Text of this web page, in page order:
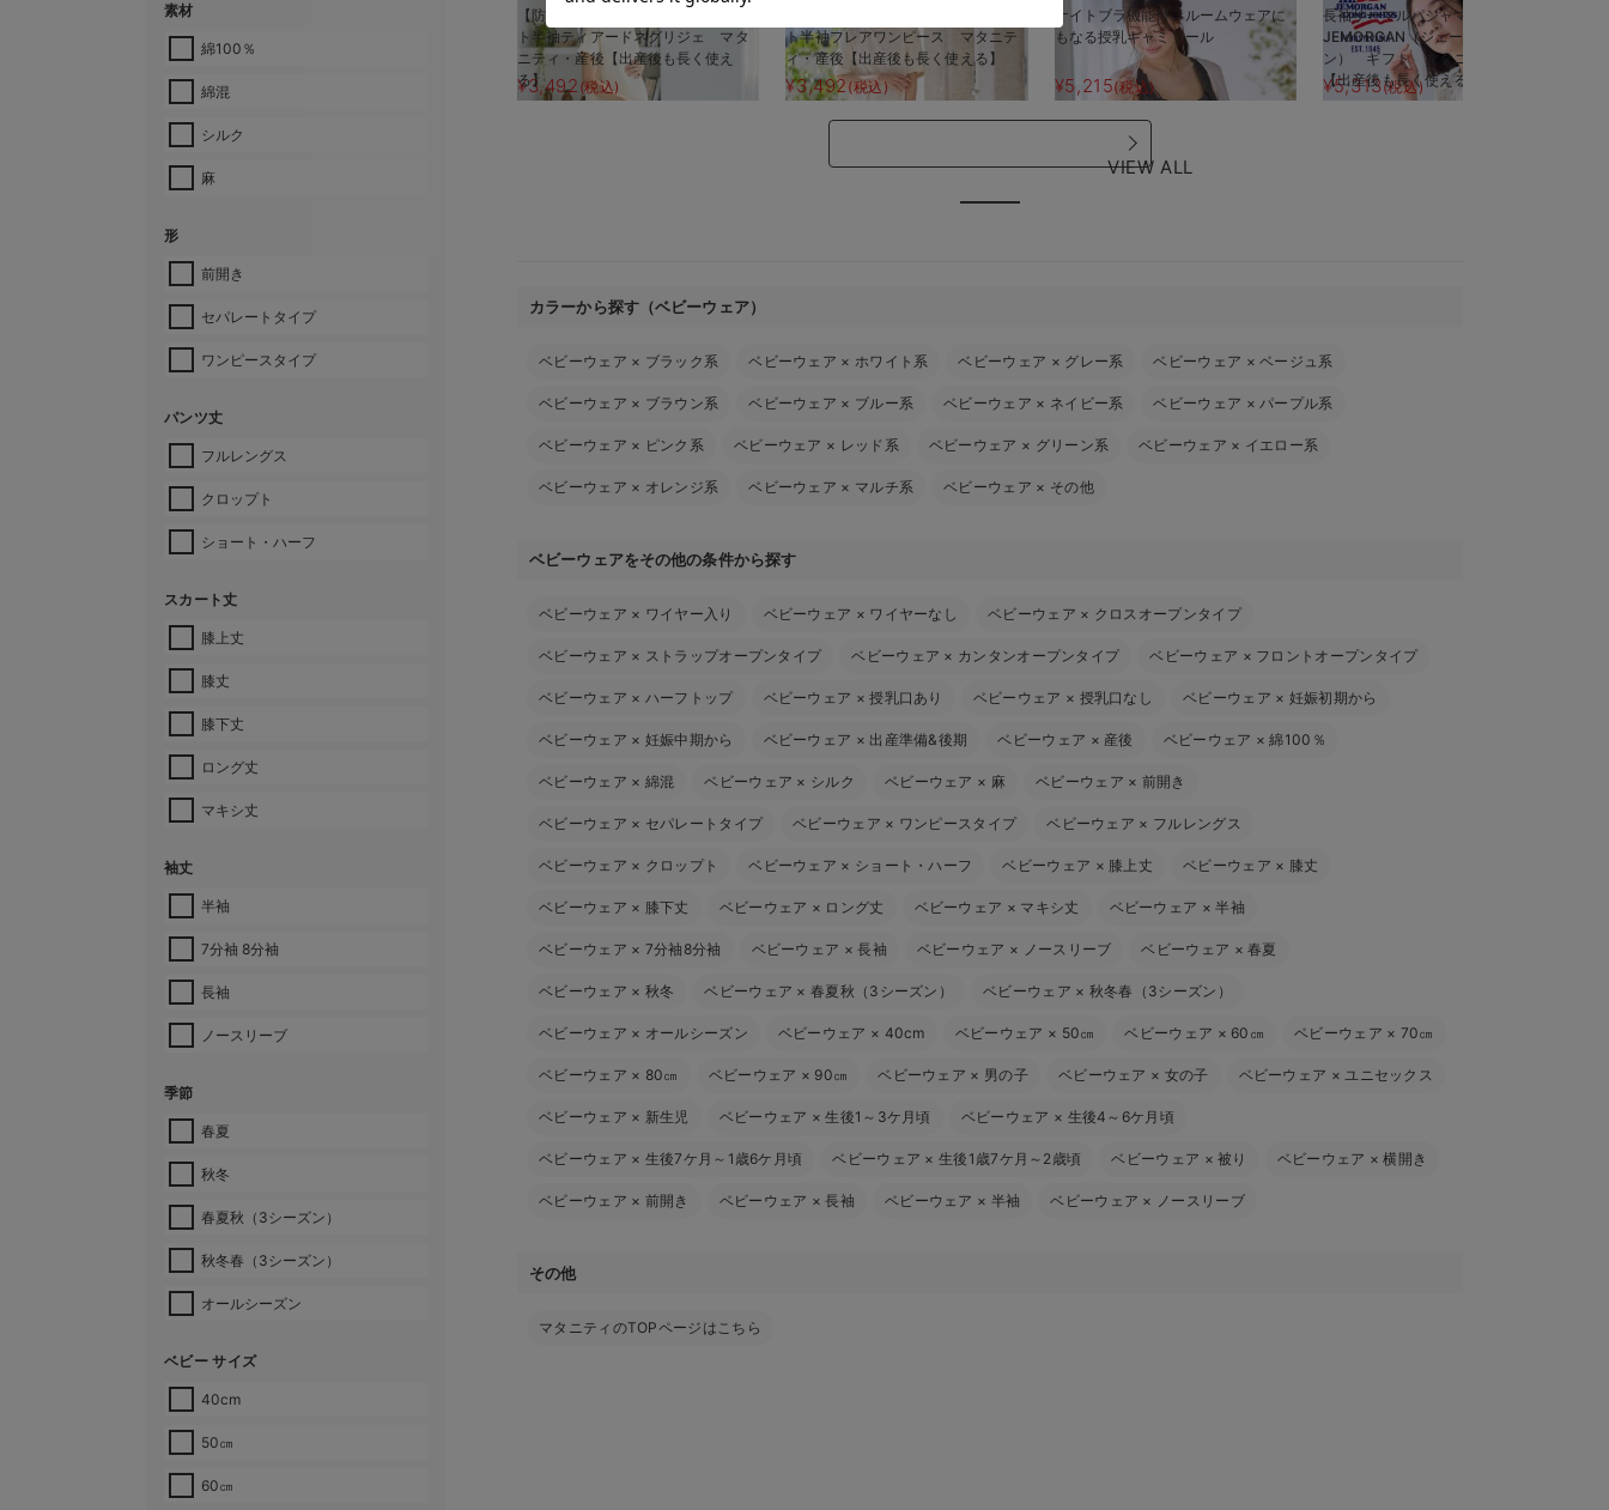
素材
綿100％
綿混
シルク
麻
形
前開き
セパレートタイプ
ワンピースタイプ
パンツ丈
フルレングス
クロップト
ショート・ハーフ
スカート丈
膝上丈
膝丈
膝下丈
ロング丈
マキシ丈
袖丈
半袖
7分袖 8分袖
長袖
ノースリーブ
季節
春夏
秋冬
春夏秋（3シーズン）
秋冬春（3シーズン）
オールシーズン
ベビー サイズ
40cm
50㎝
60㎝
【防汚加工】綿混やわらかスウェッ
ト半袖ティアードネグリジェ マタ
ニティ・産後【出産後も長く使え
る】
¥3,492 (税込)
ト半袖フレアワンピース マタニテ
ィ・産後【出産後も長く使える】
¥3,492(税込)
ナイトブラ機能付 ルームウェアに
もなる授乳キャミソール
¥5,215(税込)
長袖サーマルパジャマ3点セット
JEMORGAN（ジェーイーモーガ
ン） ギフト マタニティ・産後
【出産後も長く使える】
¥5,313 (税込)
VIEW ALL
カラーから探す（ベビーウェア）
ベビーウェア × ブラック系 ベビーウェア × ホワイト系 ベビーウェア × グレー系 ベビーウェア ×ベージュ系
ベビーウェア × ブラウン系 ベビーウェア × ブルー系 ベビーウェア × ネイビー系 ベビーウェア ×パープル系
ベビーウェア × ピンク系 ベビーウェア × レッド系 ベビーウェア × グリーン系 ベビーウェア × イエロー系
ベビーウェア × オレンジ系 ベビーウェア × マルチ系 ベビーウェア × その他
ベビーウェアをその他の条件から探す
ベビーウェア × ワイヤー入り ベビーウェア × ワイヤーなし ベビーウェア × クロスオープンタイプ
ベビーウェア × ストラップオープンタイプ ベビーウェア × カンタンオープンタイプ ベビーウェア × フロントオープンタイプ
ベビーウェア × ハーフトップ ベビーウェア ×授乳口あり ベビーウェア × 授乳口なし ベビーウェア × 妊娠初期から
ベビーウェア × 妊娠中期から ベビーウェア × 出産準備&後期 ベビーウェア × 産後 ベビーウェア ×綿100％
ベビーウェア × 綿混 ベビーウェア × シルク ベビーウェア × 麻 ベビーウェア × 前開き
ベビーウェア × セパレートタイプ ベビーウェア × ワンピースタイプ ベビーウェア × フルレングス
ベビーウェア × クロップト ベビーウェア × ショート・ハーフ ベビーウェア × 膝上丈 ベビーウェア × 膝丈
ベビーウェア × 膝下丈 ベビーウェア × ロング丈 ベビーウェア × マキシ丈 ベビーウェア ×半袖
ベビーウェア × 7分袖8分袖 ベビーウェア ×長袖 ベビーウェア × ノースリーブ ベビーウェア ×春夏
ベビーウェア × 秋冬 ベビーウェア ×春夏秋（3シーズン） ベビーウェア × 秋冬春（3シーズン）
ベビーウェア × オールシーズン ベビーウェア × 40cm ベビーウェア × 50㎝ ベビーウェア × 60㎝ ベビーウェア × 70㎝
ベビーウェア × 80㎝ ベビーウェア × 90㎝ ベビーウェア × 男の子 ベビーウェア × 女の子 ベビーウェア ×ユニセックス
ベビーウェア × 新生児 ベビーウェア ×生後1～3ケ月頃 ベビーウェア × 生後4～6ケ月頃
ベビーウェア × 生後7ケ月～1歳6ケ月頃 ベビーウェア ×生後1歳7ケ月～2歳頃 ベビーウェア ×被り ベビーウェア ×横開き
ベビーウェア × 前開き ベビーウェア ×長袖 ベビーウェア × 半袖 ベビーウェア × ノースリーブ
その他
マタニティのTOPページはこちら